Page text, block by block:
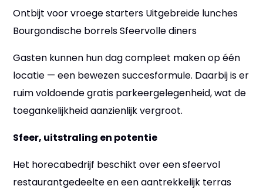
Ontbijt voor vroege starters Uitgebreide lunches
Bourgondische borrels Sfeervolle diners
Gasten kunnen hun dag compleet maken op één
locatie — een bewezen succesformule. Daarbij is er
ruim voldoende gratis parkeergelegenheid, wat de
toegankelijkheid aanzienlijk vergroot.
Sfeer, uitstraling en potentie
Het horecabedrijf beschikt over een sfeervol
restaurantgedeelte en een aantrekkelijk terras